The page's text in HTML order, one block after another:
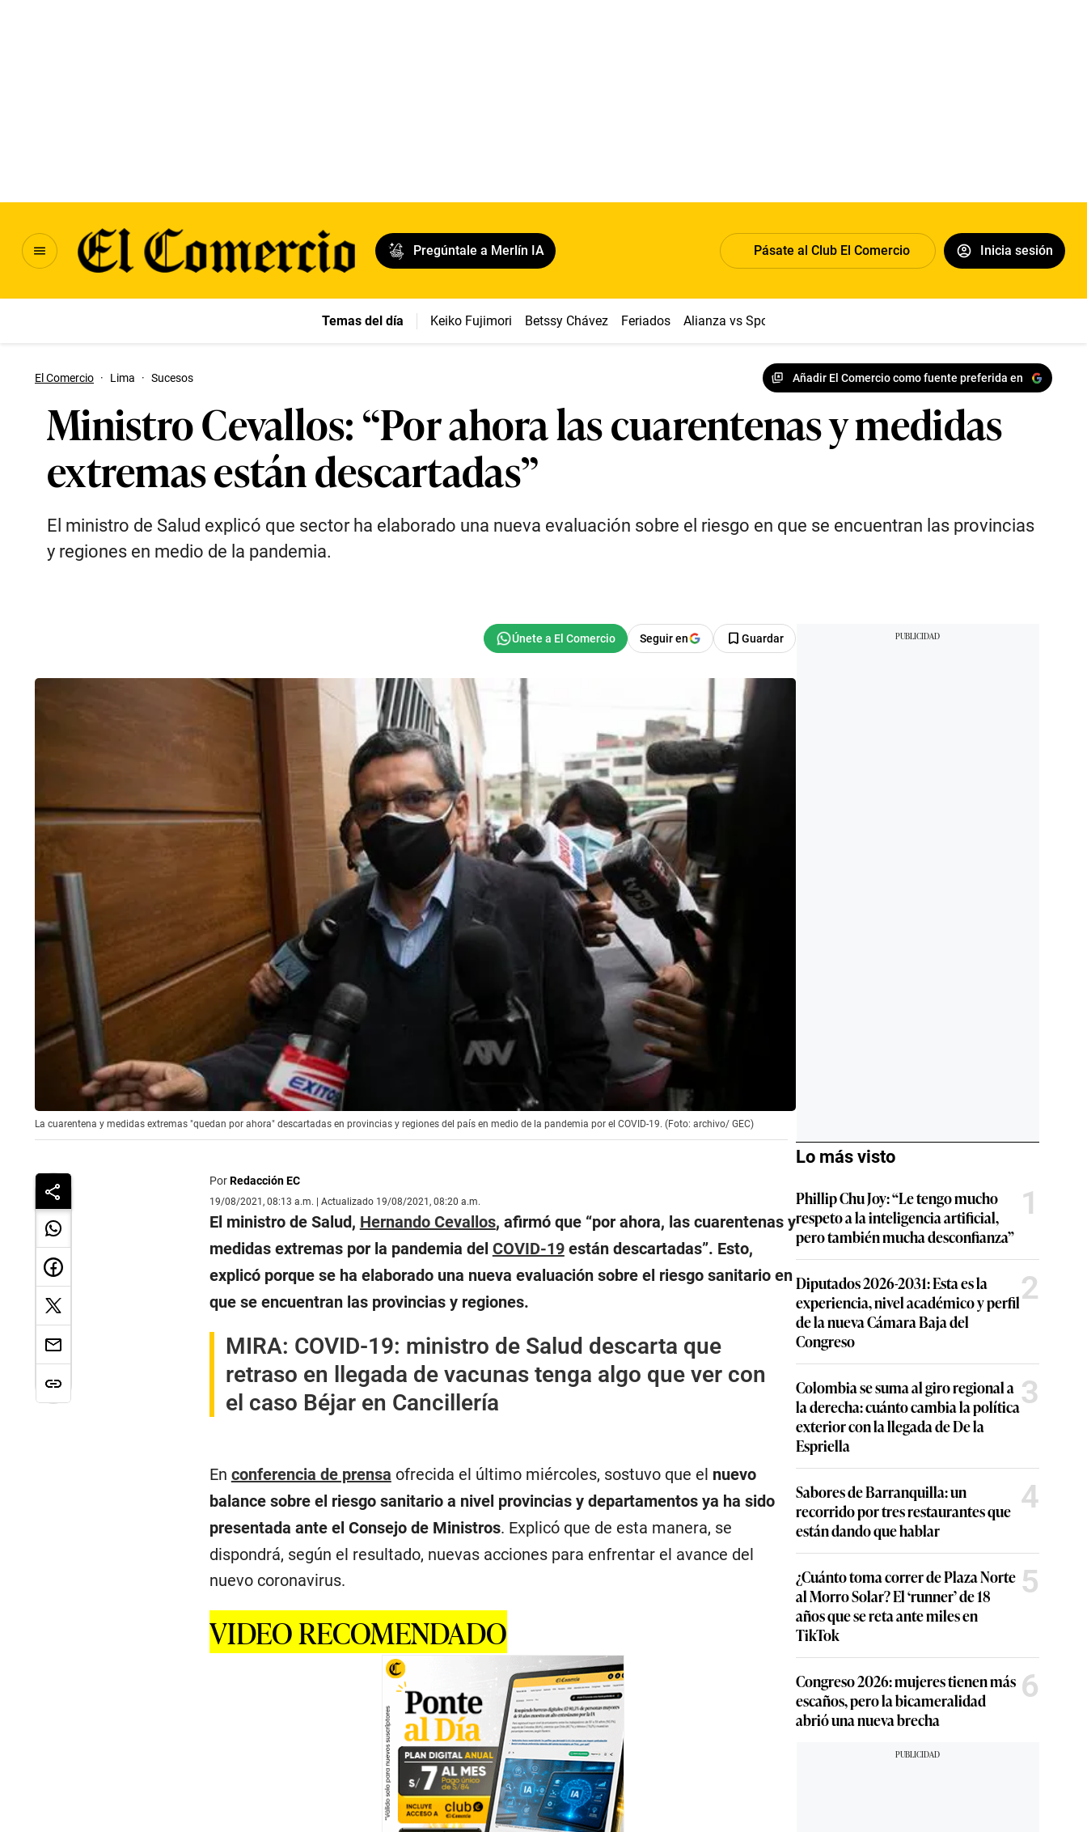
Pregúntale a Merlín IA Pásate al Club El Comercio Inicia sesión
Temas del día Keiko Fujimori Betssy Chávez Feriados Alianza vs Sport Boys
El Comercio · Lima · Sucesos Añadir El Comercio como fuente preferida en
Ministro Cevallos: “Por ahora las cuarentenas y medidas
extremas están descartadas”
El ministro de Salud explicó que sector ha elaborado una nueva evaluación sobre el riesgo en que se encuentran las provincias
y regiones en medio de la pandemia.
Seguir en Guardar
La cuarentena y medidas extremas "quedan por ahora" descartadas en provincias y regiones del país en medio de la pandemia por el COVID-19. (Foto: archivo/ GEC)
PorRedacción EC
19/08/2021, 08:13 a.m. | Actualizado 19/08/2021, 08:20 a.m.
El ministro de Salud, Hernando Cevallos, afirmó que “por ahora, las cuarentenas y
medidas extremas por la pandemia del COVID-19están descartadas”. Esto,
explicó porque se ha elaborado una nueva evaluación sobre el riesgo sanitario en
que se encuentran las provincias y regiones.
MIRA: COVID-19: ministro de Salud descarta que
retraso en llegada de vacunas tenga algo que ver con
el caso Béjar en Cancillería
En conferencia de prensa ofrecida el último miércoles, sostuvo que el nuevo
balance sobre el riesgo sanitario a nivel provincias y departamentos ya ha sido
presentada ante el Consejo de Ministros. Explicó que de esta manera, se
dispondrá, según el resultado, nuevas acciones para enfrentar el avance del
nuevo coronavirus.
VIDEO RECOMENDADO
Lo más visto
Phillip Chu Joy: “Le tengo mucho
respeto a la inteligencia artificial,
pero también mucha desconfianza”
1
Diputados 2026-2031: Esta es la
experiencia, nivel académico y perfil
de la nueva Cámara Baja del
Congreso
2
Colombia se suma al giro regional a
la derecha: cuánto cambia la política
exterior con la llegada de De la
Espriella
3
Sabores de Barranquilla: un
recorrido por tres restaurantes que
están dando que hablar
4
¿Cuánto toma correr de Plaza Norte
al Morro Solar? El ‘runner’ de 18
años que se reta ante miles en
TikTok
5
Congreso 2026: mujeres tienen más
escaños, pero la bicameralidad
abrió una nueva brecha
6